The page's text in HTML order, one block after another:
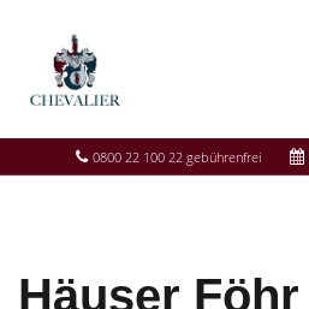
0800 22 100 22 gebührenfrei
Häuser Föhr